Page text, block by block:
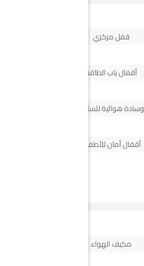
قفل مركزي
أقفال باب الطاقة
وسادة هوائية للسائق
أقفال أمان للأطفال
مكيف الهواء